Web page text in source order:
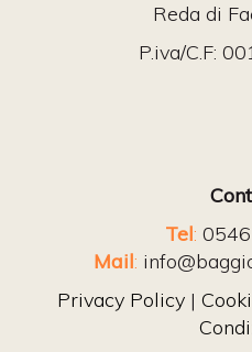
Reda di
P.iva/C.F:
Tel:
Mail:
Privacy Policy|